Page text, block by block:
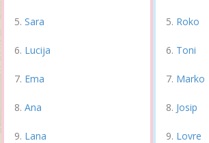
Sara
Lucija
Ema
Ana
Lana
Roko
Toni
Marko
Josip
Lovre